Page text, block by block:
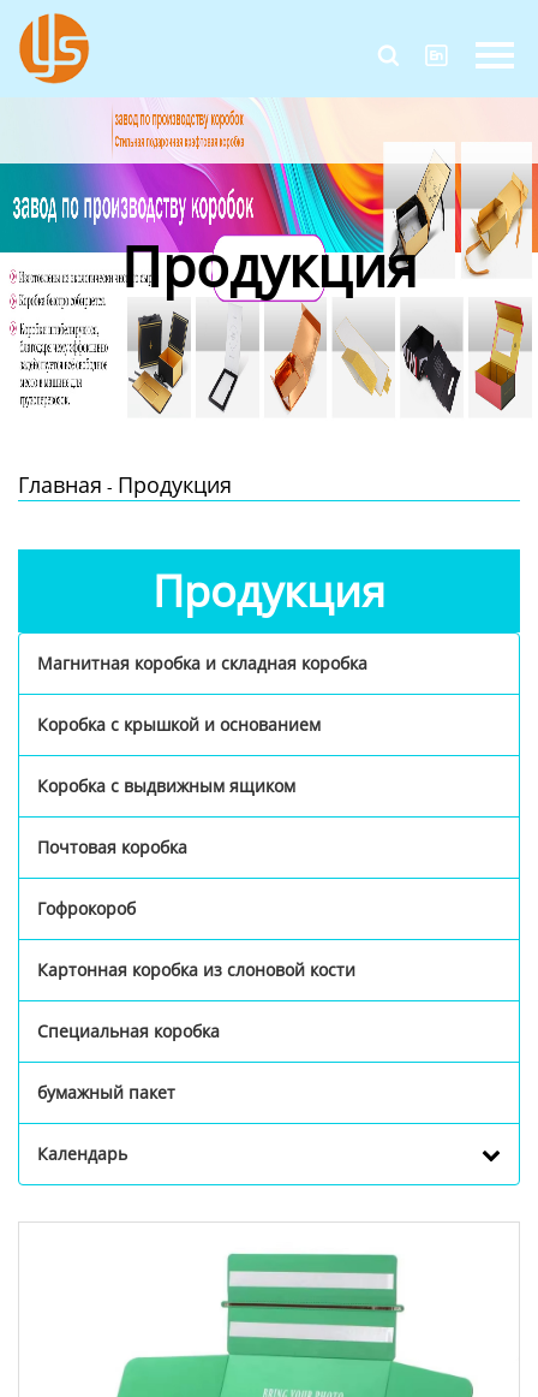
 
Главная
Продукция
О Нас
Контакты Продукция
Главная - Продукция
Продукция
Магнитная коробка и складная коробка
Коробка с крышкой и основанием
Коробка с выдвижным ящиком
Почтовая коробка
Гофрокороб
Картонная коробка из слоновой кости
Специальная коробка
бумажный пакет
Календарь